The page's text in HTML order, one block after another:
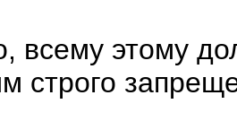
всему этому
строго